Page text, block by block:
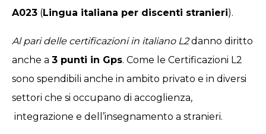
A023 (Lingua italiana per discenti stranieri).
Al pari delle certificazioni in italiano L2danno diritto
anche a 3 punti in Gps. Come le Certificazioni L2
sono spendibili anche in ambito privato e in diversi
settori che si occupano di accoglienza,
integrazione e dell’insegnamento a stranieri.